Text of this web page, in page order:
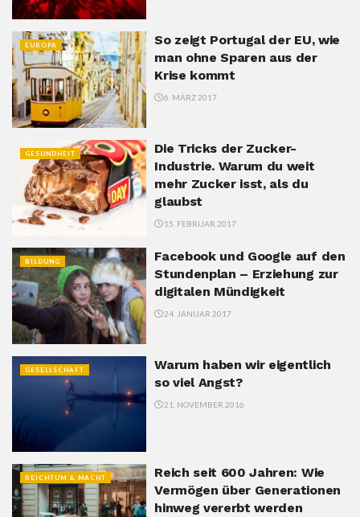
EUROPA
So zeigt Portugal der EU, wie
man ohne Sparen aus der
Krise kommt
6. MÄRZ 2017
GESUNDHEIT
Die Tricks der Zucker-
Industrie. Warum du weit
mehr Zucker isst, als du
glaubst
15. FEBRUAR 2017
BILDUNG
Facebook und Google auf den
Stundenplan – Erziehung zur
digitalen Mündigkeit
24. JANUAR 2017
GESELLSCHAFT
Warum haben wir eigentlich
so viel Angst?
21. NOVEMBER 2016
REICHTUM & MACHT
Reich seit 600 Jahren: Wie
Vermögen über Generationen
hinweg vererbt werden